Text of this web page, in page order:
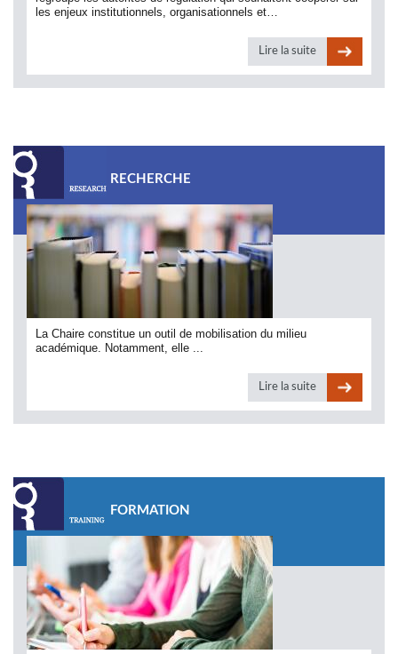
les enjeux institutionnels, organisationnels et…
Lire la suite
RECHERCHE
La Chaire constitue un outil de mobilisation du milieu
académique. Notamment, elle ...
Lire la suite
FORMATION